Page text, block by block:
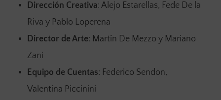
Dirección Creativa: Alejo Estarellas, Fede De la
Riva y Pablo Loperena
Director de Arte: Martín De Mezzo y Mariano
Zani
Equipo de Cuentas: Federico Sendon,
Valentina Piccinini